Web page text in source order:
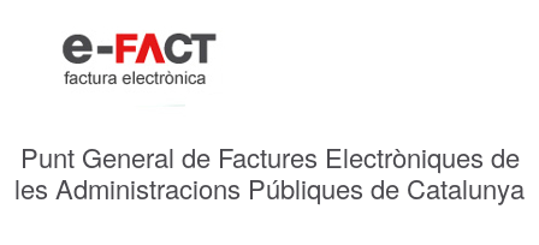
Punt General de Factures Electròniques de
les Administracions Públiques de Catalunya